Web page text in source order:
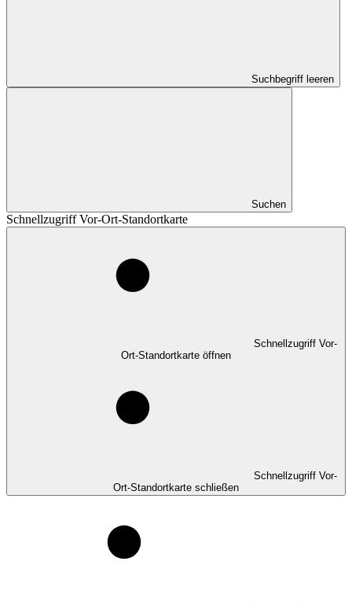
Suchbegriff leeren
Suchen
Schnellzugriff Vor-Ort-Standortkarte
Schnellzugriff Vor-
Ort-Standortkarte öffnen
Schnellzugriff Vor-
Ort-Standortkarte schließen